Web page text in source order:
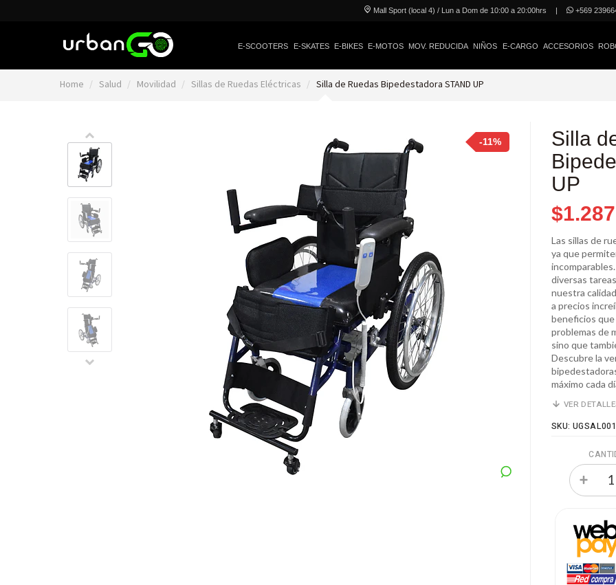
Mall Sport (local 4) / Lun a Dom de 10:00 a 20:00hrs | +569
E-SCOOTERS E-SKATES E-BIKES E-MOTOS MOV. REDUCIDA NIÑOS E-CARGO ACCESORIOS
Home Salud Movilidad Sillas de Ruedas Eléctricas Silla de Ruedas Bipedestadora STAND UP
-11%
Silla
UP
Las sillas de
ya que
diversas
nuestra
a precios
beneficios
problemas de
sino que
Descubre la
máximo cada
VER
SKU: